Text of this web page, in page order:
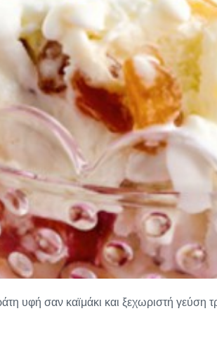
υφή σαν καϊμάκι και ξεχωριστή γεύση